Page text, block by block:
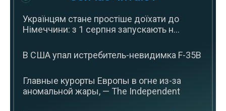
Українцям стане простіше доїхати до
Німеччини: з 1 серпня запускають н...
В США упал истребитель-невидимка F-35B
Главные курорты Европы в огне из-за
аномальной жары, — The Independent